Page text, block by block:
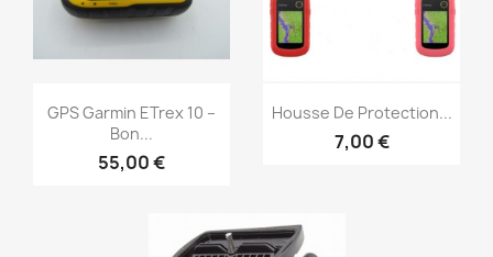
Aperçu rapide
GPS Garmin ETrex 10 –
Bon...
55,00 €
Aperçu rapide
Housse De Protection...
7,00 €